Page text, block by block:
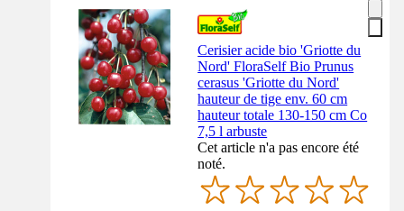
Cerisier acide bio 'Griotte du
Nord' FloraSelf Bio Prunus
cerasus 'Griotte du Nord'
hauteur de tige env. 60 cm
hauteur totale 130-150 cm Co
7,5 l arbuste
Cet article n'a pas encore été
noté.